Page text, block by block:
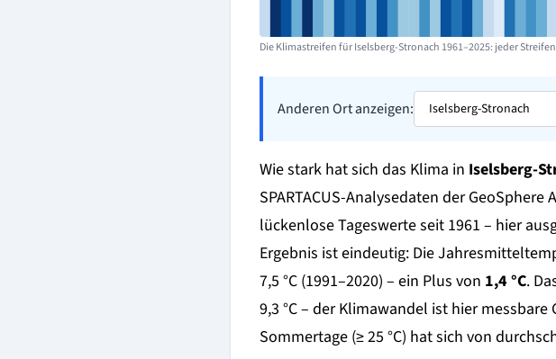
Die Klimastreifen für Iselsberg-Stronach 1961–2025: jeder
Anderen Ort anzeigen:
Wie stark hat sich das Klima in Iselsberg-
SPARTACUS-Analysedaten der
lückenlose Tageswerte seit 1961 – hier
Ergebnis ist eindeutig: Die
7,5 °C (1991–2020) – ein Plus von 1,4 °C.
9,3 °C – der Klimawandel ist hier
Sommertage (≥ 25 °C) hat sich von